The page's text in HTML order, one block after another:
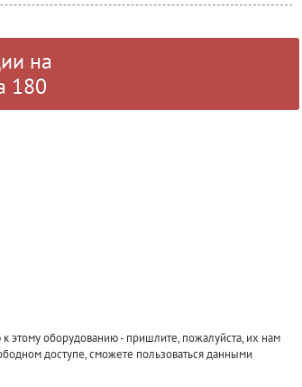
на
180
этому оборудованию - пришлите, пожалуйста, их нам
доступе, сможете пользоваться данными